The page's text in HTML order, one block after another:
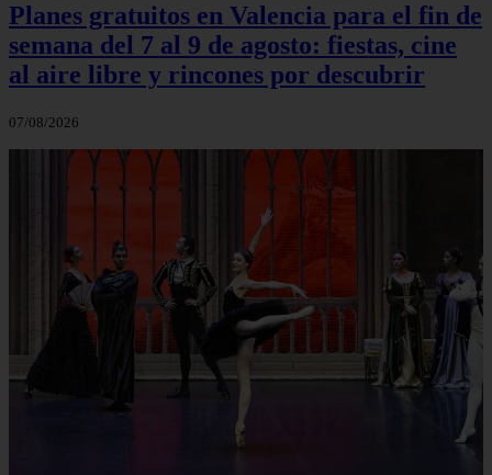
Planes gratuitos en Valencia para el fin de
semana del 7 al 9 de agosto: fiestas, cine
al aire libre y rincones por descubrir
07/08/2026